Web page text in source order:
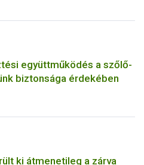
együttműködés a szőlő-
biztonsága érdekében
ki átmenetileg a zárva